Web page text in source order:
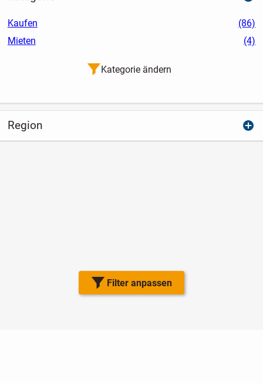
Filter anpassen
Kaufen
(86)
Mieten
(4)
Kategorie ändern
Region